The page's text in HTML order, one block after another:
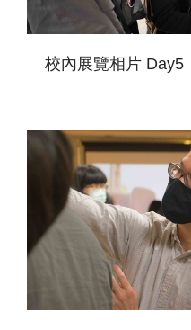
校內展覽相片 Day5